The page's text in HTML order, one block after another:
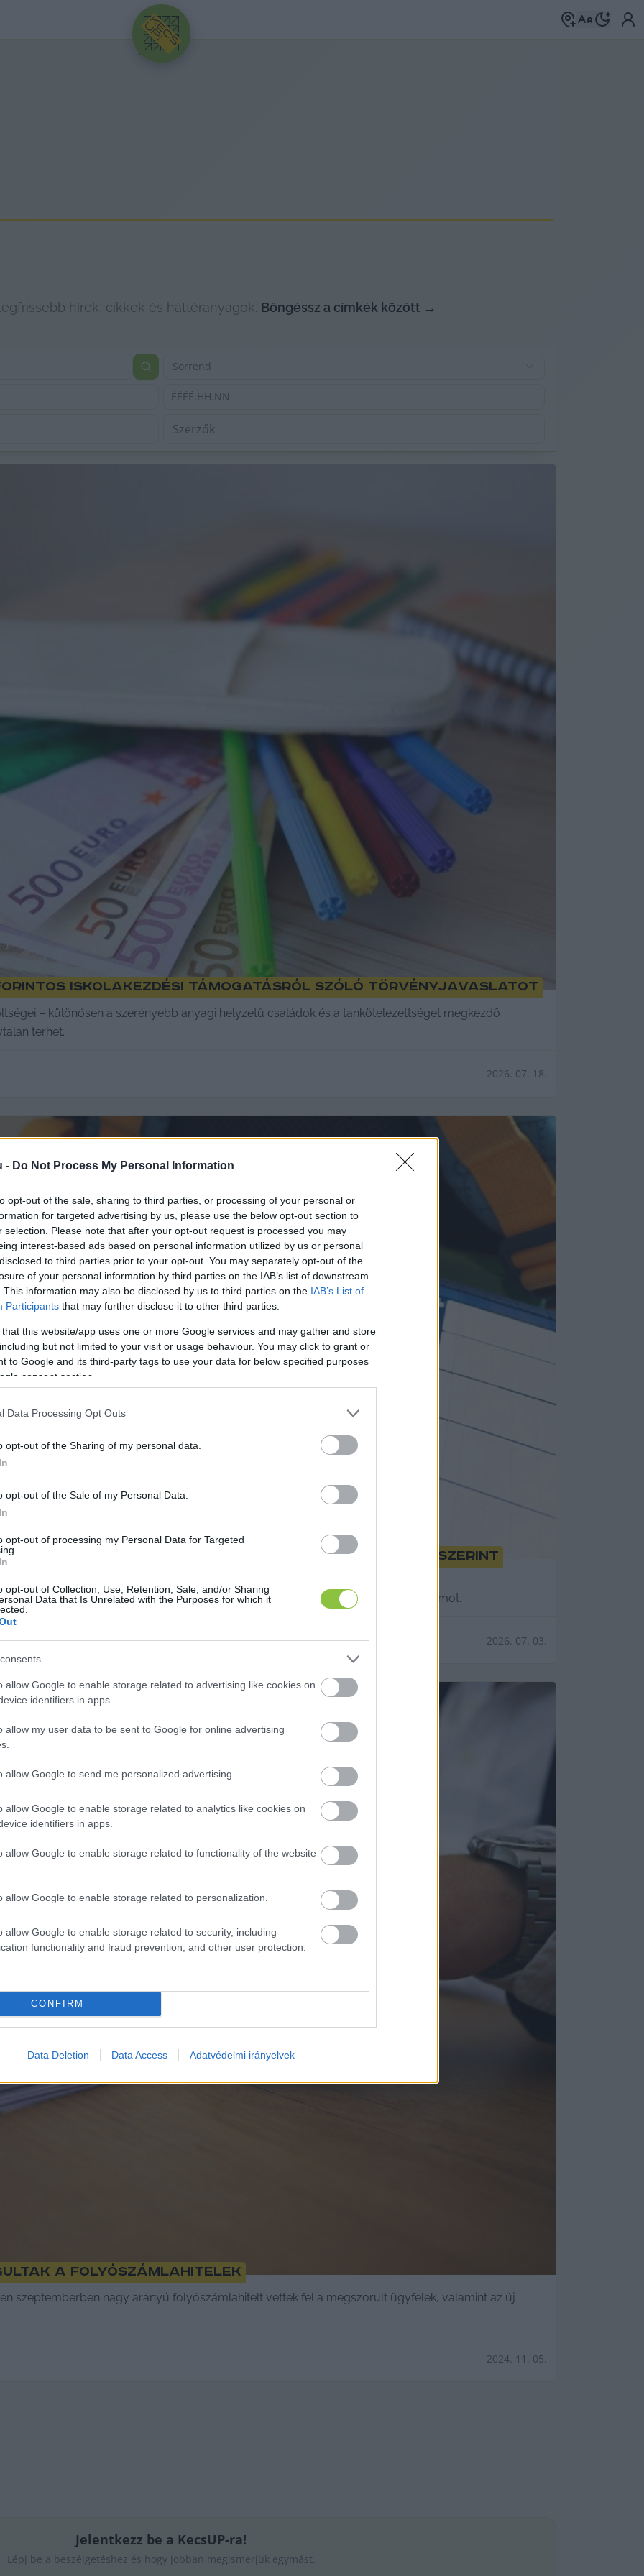
- Do Not Process My Personal Information
opt-out of the sale, sharing to third parties, or processing of your personal or
for targeted advertising by us, please use the below opt-out section to
selection. Please note that after your opt-out request is processed you may
interest-based ads based on personal information utilized by us or personal
to third parties prior to your opt-out. You may separately opt-out of the
of your personal information by third parties on the IAB’s list of downstream
This information may also be disclosed by us to third parties on the IAB’s List of
Participants that may further disclose it to other third parties.
that this website/app uses one or more Google services and may gather and store
but not limited to your visit or usage behaviour. You may click to grant or
to Google and its third-party tags to use your data for below specified purposes
consent section.
Data Processing Opt Outs
opt-out of the Sharing of my personal data.
opt-out of the Sale of my Personal Data.
opt-out of processing my Personal Data for Targeted
opt-out of Collection, Use, Retention, Sale, and/or Sharing
Data that Is Unrelated with the Purposes for which it
allow Google to enable storage related to advertising like cookies on
identifiers in apps.
allow my user data to be sent to Google for online advertising
allow Google to send me personalized advertising.
allow Google to enable storage related to analytics like cookies on
identifiers in apps.
allow Google to enable storage related to functionality of the website
allow Google to enable storage related to personalization.
allow Google to enable storage related to security, including
functionality and fraud prevention, and other user protection.
CONFIRM
Data Deletion Data Access Adatvédelmi irányelvek
HIRDETÉS
hírek, cikkek és háttéranyagok. Böngéssz a címkék között →
Sorrend
ÉÉÉÉ.HH.NN
iskolakezdési támogatásról szóló törvényjavaslatot
– különösen a szerényebb anyagi helyzetű családok és a tankötelezettséget megkezdő
terhet.
2026. 07. 18.
az iskolakezdési támogatásban, a Fidesz szerint
forintos iskolakezdési támogatás, a Fidesz parlamenti frakciója bírálta a programot.
2026. 07. 03.
a folyószámlahitelek
szeptemberben nagy arányú folyószámlahitelt vettek fel a megszorult ügyfelek, valamint az új
2024. 11. 05.
Jelentkezz be a KecsUP-ra!
Lépj be a beszélgetéshez és hogy jobban megismerjük egymást.